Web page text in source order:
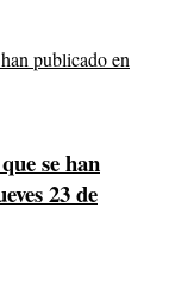
se han
23 de